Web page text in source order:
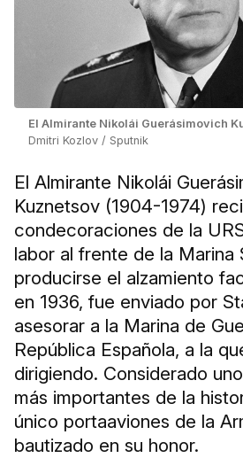
El Almirante Nikolái Guerásimovich
Dmitri Kozlov / Sputnik
El Almirante Nikolái
Kuznetsov (1904-1974)
condecoraciones de la
labor al frente de la Marina
producirse el alzamiento
en 1936, fue enviado por
asesorar a la Marina de
República Española, a la
dirigiendo. Considerado
más importantes de la
único portaaviones de la
bautizado en su honor.